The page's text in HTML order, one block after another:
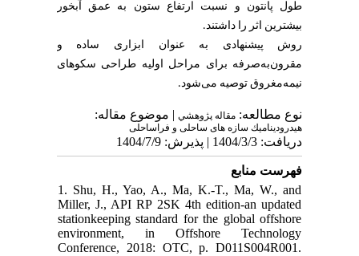
عمق آبخور
ساده و
سکوهای
1. Shu,
Miller, J.,